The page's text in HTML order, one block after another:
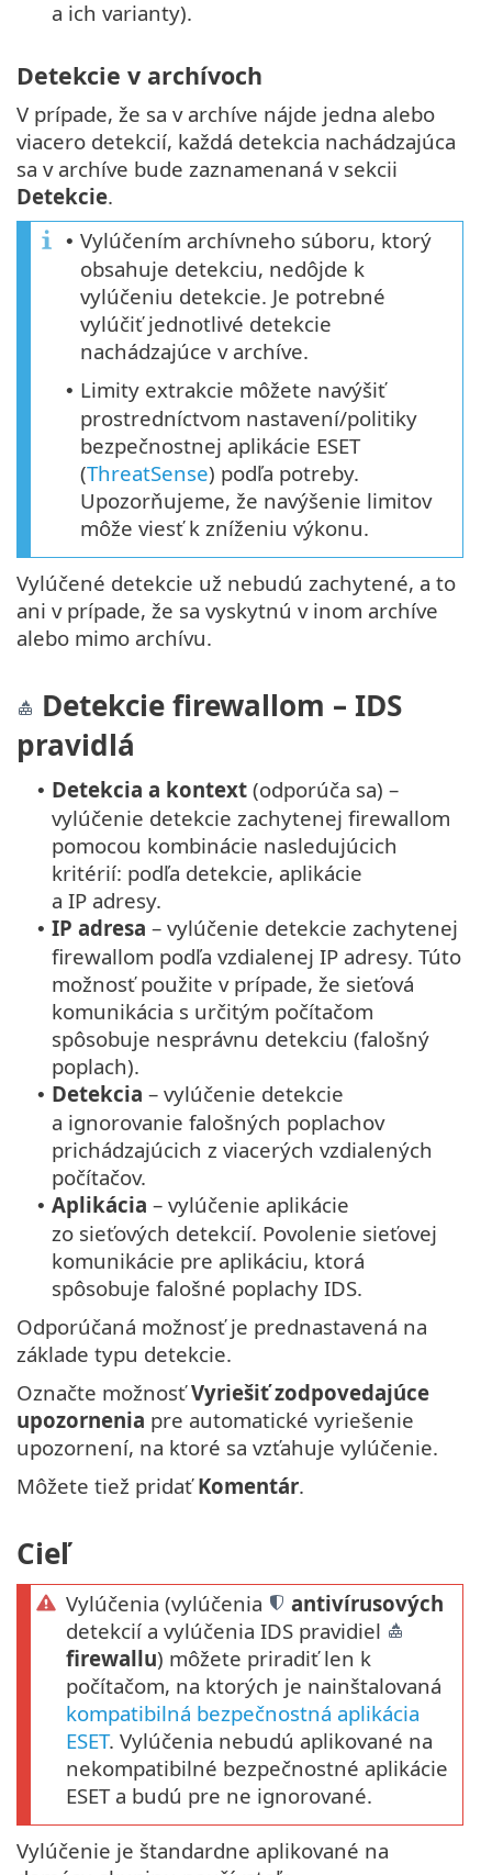
a ich varianty).
Detekcie v archívoch
V prípade, že sa v archíve nájde jedna alebo
viacero detekcií, každá detekcia nachádzajúca
sa v archíve bude zaznamenaná v sekcii
Detekcie.
• Vylúčením archívneho súboru, ktorý
obsahuje detekciu, nedôjde k
vylúčeniu detekcie. Je potrebné
vylúčiť jednotlivé detekcie
nachádzajúce v archíve.
• Limity extrakcie môžete navýšiť
prostredníctvom nastavení/politiky
bezpečnostnej aplikácie ESET
(ThreatSense) podľa potreby.
Upozorňujeme, že navýšenie limitov
môže viesť k zníženiu výkonu.
Vylúčené detekcie už nebudú zachytené, a to
ani v prípade, že sa vyskytnú v inom archíve
alebo mimo archívu.
Detekcie firewallom – IDS
pravidlá
• Detekcia a kontext (odporúča sa) –
vylúčenie detekcie zachytenej firewallom
pomocou kombinácie nasledujúcich
kritérií: podľa detekcie, aplikácie
a IP adresy.
• IP adresa – vylúčenie detekcie zachytenej
firewallom podľa vzdialenej IP adresy. Túto
možnosť použite v prípade, že sieťová
komunikácia s určitým počítačom
spôsobuje nesprávnu detekciu (falošný
poplach).
• Detekcia – vylúčenie detekcie
a ignorovanie falošných poplachov
prichádzajúcich z viacerých vzdialených
počítačov.
• Aplikácia – vylúčenie aplikácie
zo sieťových detekcií. Povolenie sieťovej
komunikácie pre aplikáciu, ktorá
spôsobuje falošné poplachy IDS.
Odporúčaná možnosť je prednastavená na
základe typu detekcie.
Označte možnosťVyriešiť zodpovedajúce
upozornenia pre automatické vyriešenie
upozornení, na ktoré sa vzťahuje vylúčenie.
Môžete tiež pridaťKomentár.
Cieľ
Vylúčenia (vylúčenia
antivírusových
detekcií a vylúčenia IDS pravidiel
firewallu) môžete priradiť len k
počítačom, na ktorých je nainštalovaná
kompatibilná bezpečnostná aplikácia
ESET. Vylúčenia nebudú aplikované na
nekompatibilné bezpečnostné aplikácie
ESET a budú pre ne ignorované.
Vylúčenie je štandardne aplikované na